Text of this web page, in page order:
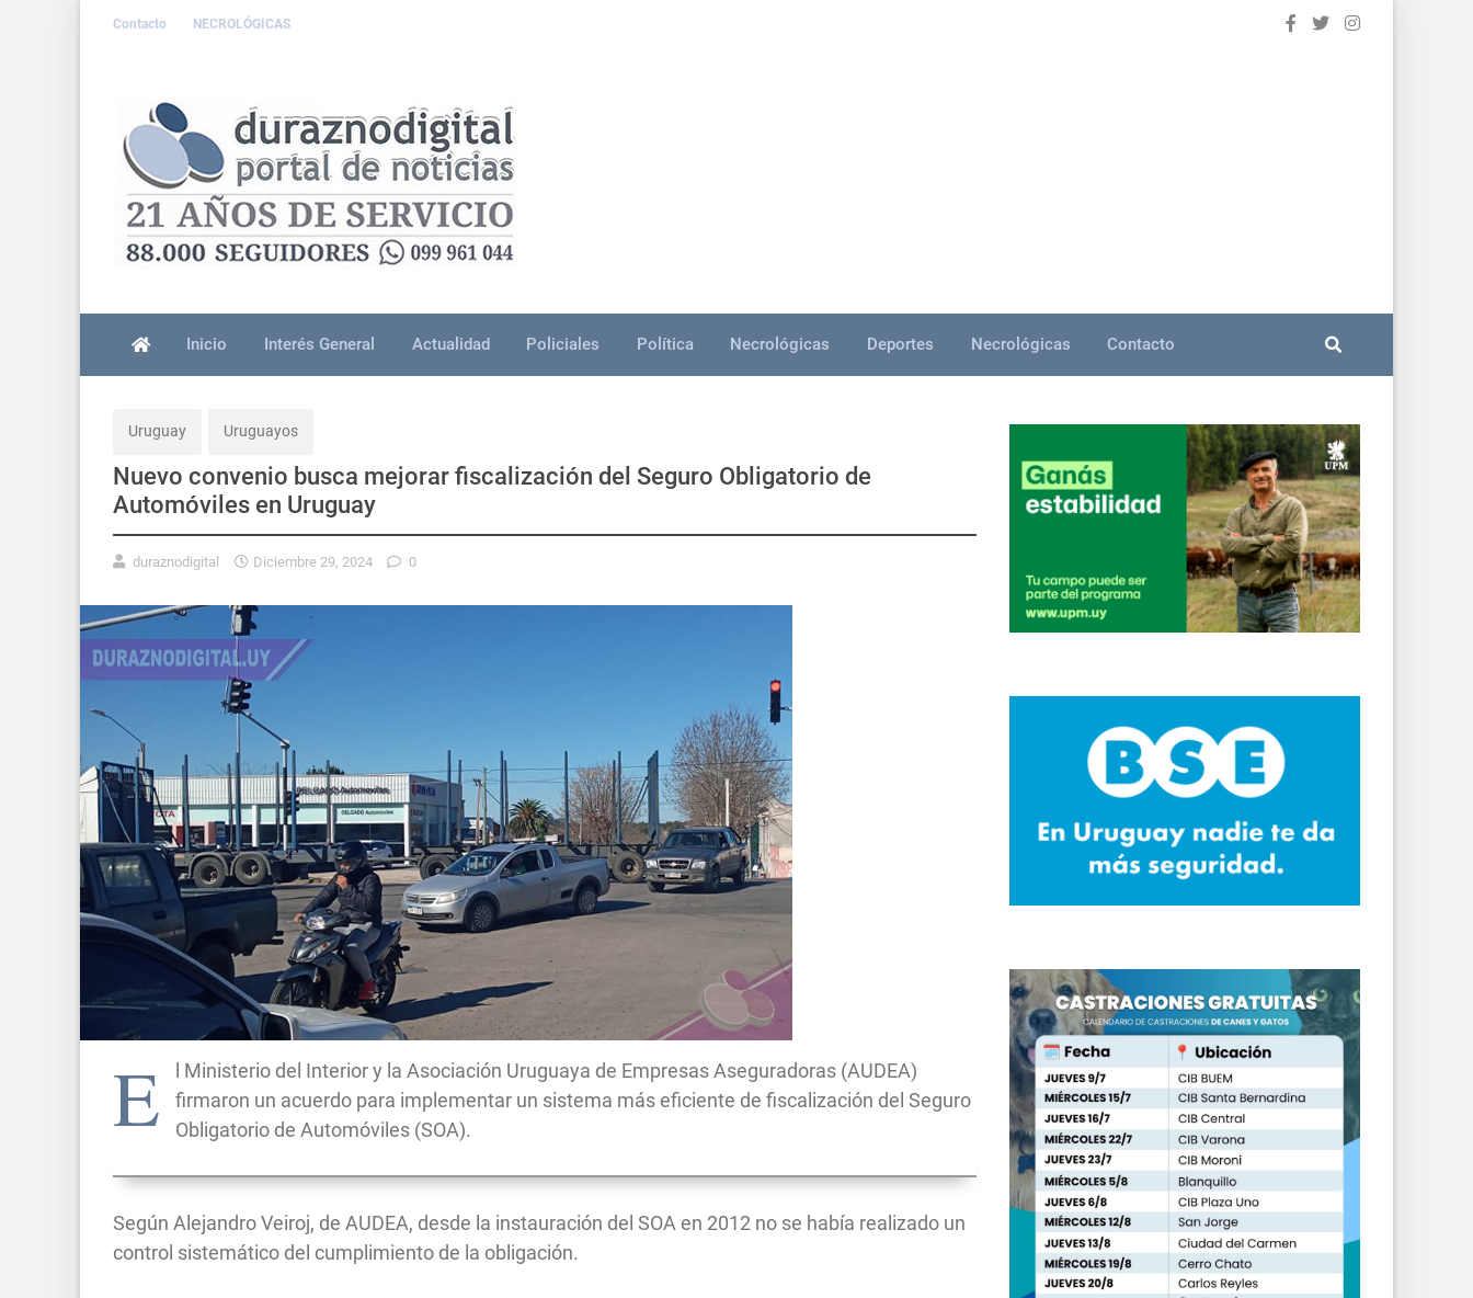
Contacto NECROLÓGICAS
Inicio Interés General Actualidad Policiales Política Necrológicas Deportes Necrológicas Contacto
Uruguay Uruguayos
Nuevo convenio busca mejorar fiscalización del Seguro Obligatorio de
Automóviles en Uruguay
duraznodigital Diciembre 29, 2024 0
E
l Ministerio del Interior y la Asociación Uruguaya de Empresas Aseguradoras (AUDEA)
firmaron un acuerdo para implementar un sistema más eficiente de fiscalización del Seguro
Obligatorio de Automóviles (SOA).
Según Alejandro Veiroj, de AUDEA, desde la instauración del SOA en 2012 no se había realizado un
control sistemático del cumplimiento de la obligación.